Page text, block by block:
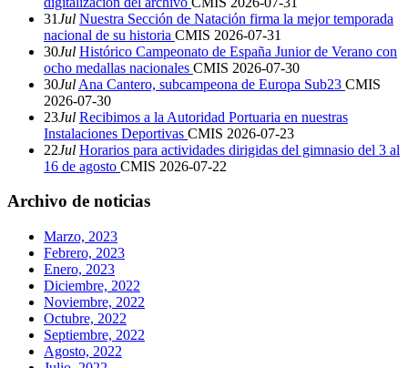
31Jul Nuestra Sección de Natación firma la mejor temporada
nacional de su historia CMIS 2026-07-31
30Jul Histórico Campeonato de España Junior de Verano con
ocho medallas nacionales CMIS 2026-07-30
30Jul Ana Cantero, subcampeona de Europa Sub23 CMIS
2026-07-30
23Jul Recibimos a la Autoridad Portuaria en nuestras
Instalaciones Deportivas CMIS 2026-07-23
22Jul Horarios para actividades dirigidas del gimnasio del 3 al
16 de agosto CMIS 2026-07-22
Archivo de noticias
Marzo, 2023
Febrero, 2023
Enero, 2023
Diciembre, 2022
Noviembre, 2022
Octubre, 2022
Septiembre, 2022
Agosto, 2022